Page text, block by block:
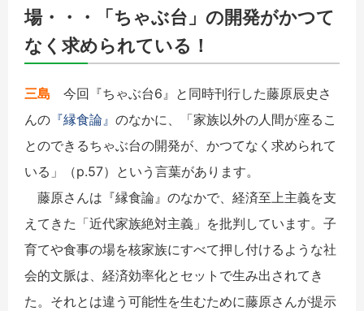
場・・・「ちゃぶ台」の開発がかつて
なく求められている！
三島 今回『ちゃぶ台6』と同時刊行した藤原辰史さ
んの 『縁食論』 のなかに、「家族以外の人間が座るこ
とのできるちゃぶ台の開発が、かつてなく求められて
いる」（p.57）という言葉があります。
藤原さんは『縁食論』のなかで、経済至上主義を支
えてきた「近代家族絶対主義」を批判しています。子
育てや食事の場を核家族にすべて押し付けるような社
会的文脈は、経済効率化とセットで生み出されてき
た。それとは違う可能性を生むために藤原さんが提示